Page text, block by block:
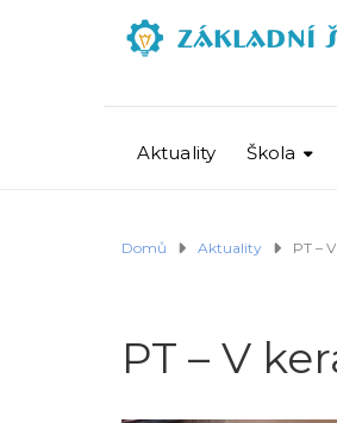
Aktuality Škola
Domů Aktuality PT –
PT – V